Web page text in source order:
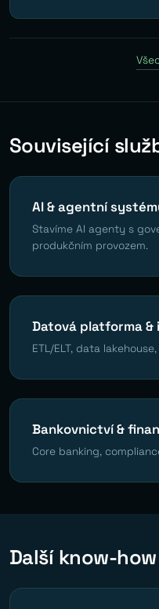
Související
AI & agentní
Stavíme AI agenty s
produkčním provozem.
Datová platforma
ETL/ELT, data
Bankovnictví &
Core banking,
Další know-how